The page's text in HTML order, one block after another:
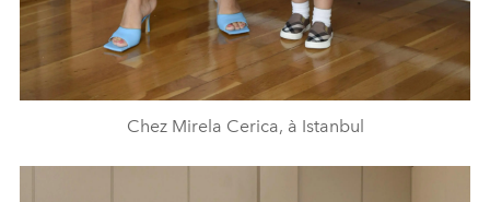
Chez Mirela Cerica, à Istanbul